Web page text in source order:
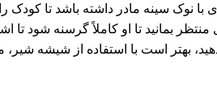
نوک سینه مادر داشته باشد تا کودک
منتظر بمانید تا او کاملاً گرسنه شود
بهتر است با استفاده از شیشه شیر،